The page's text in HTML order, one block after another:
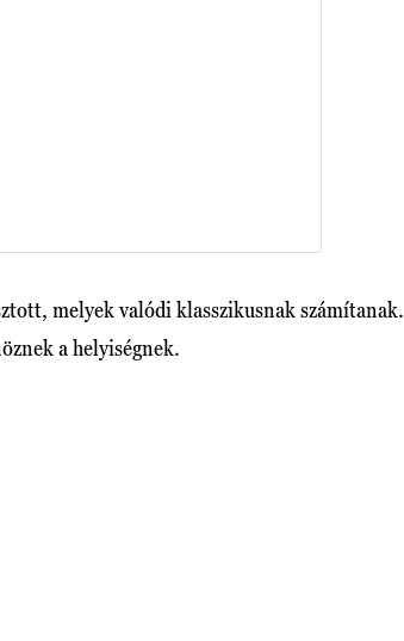
melyek valódi klasszikusnak számítanak.
a helyiségnek.